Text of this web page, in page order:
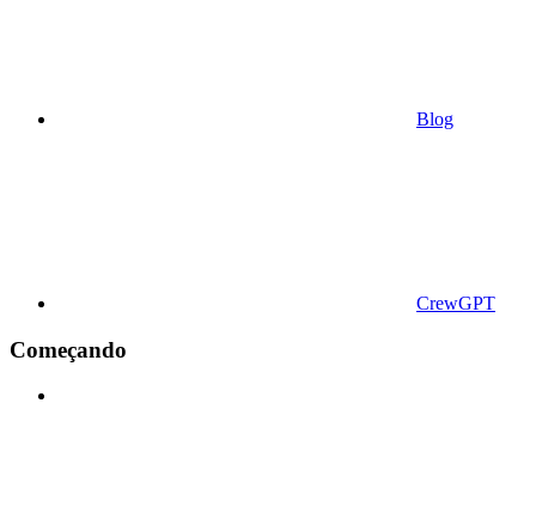
Blog
CrewGPT
Começando